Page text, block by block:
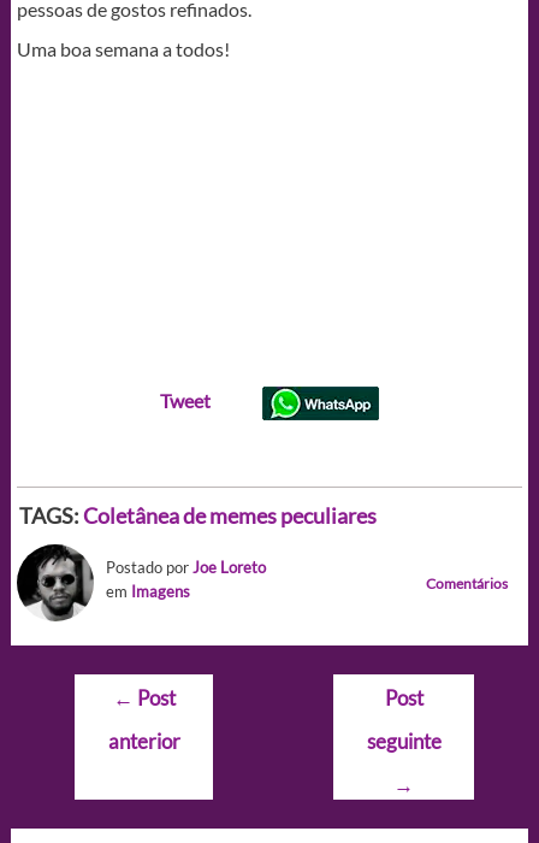
pessoas de gostos refinados.
Uma boa semana a todos!
Tweet
TAGS:Coletânea de memes peculiares
Postado porJoe Loreto
em Imagens Comentários
Navegação
Post
← Post
anterior
Post
seguinte
→